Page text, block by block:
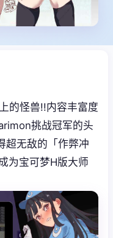
的怪兽!!内容丰富度
挑战冠军的头
超无敌的「作弊冲
为宝可梦H版大师